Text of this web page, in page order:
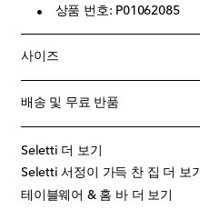
상품 번호: P01062085
사이즈
배송 및 무료 반품
Seletti 더 보기
Seletti 서정이 가득 찬 집 더 보기
테이블웨어 & 홈 바 더 보기